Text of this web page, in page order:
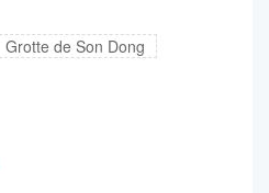
Grotte de Son Dong